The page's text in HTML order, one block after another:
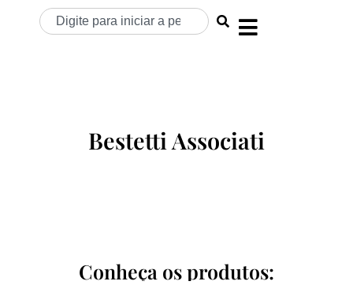
Bestetti Associati
Conheça os produtos: